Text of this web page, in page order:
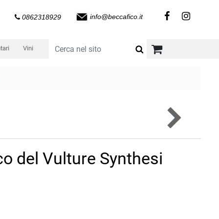
0862318929 info@beccafico.it
Vini
del Vulture Synthesi